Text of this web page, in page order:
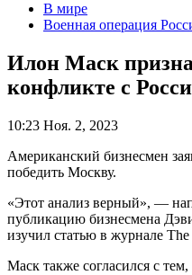
В мире
Военная операция
Илон Маск
конфликте с
10:23 Ноя. 2, 2023
Американский бизнесмен
победить Москву.
«Этот анализ верный», —
публикацию бизнесмена
изучил статью в журнале
Маск также согласился с